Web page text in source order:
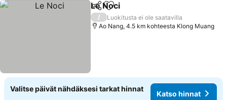
Jaa Lisää suosikkeihin
Le Noci
/
Luokitusta ei ole saatavilla
Ao Nang, 4.5 km kohteesta Klong Muang
Valitse päivät nähdäksesi tarkat hinnat
Katso hinnat